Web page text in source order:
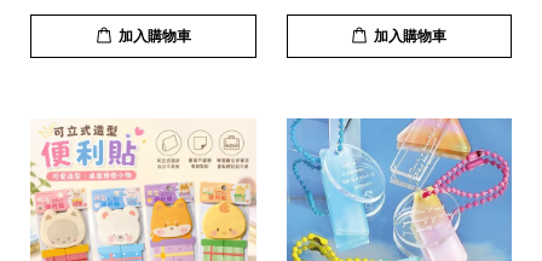
加入購物車 加入購物車